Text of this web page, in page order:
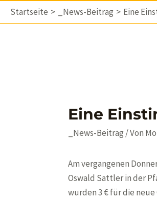
Startseite _News-Beitrag Eine
Eine
_News-Beitrag / Von
Am vergangenen
Oswald Sattler in der
wurden 3 € für die